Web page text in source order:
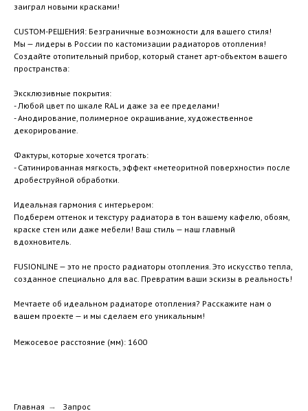
заиграл новыми красками!
CUSTOM-РЕШЕНИЯ: Безграничные возможности для вашего стиля!
Мы — лидеры в России по кастомизации радиаторов отопления!
Создайте отопительный прибор, который станет арт-объектом вашего
пространства:
Эксклюзивные покрытия:
- Любой цвет по шкале RAL и даже за ее пределами!
- Анодирование, полимерное окрашивание, художественное
декорирование.
Фактуры, которые хочется трогать:
- Сатинированная мягкость, эффект «метеоритной поверхности» после
дробеструйной обработки.
Идеальная гармония с интерьером:
Подберем оттенок и текстуру радиатора в тон вашему кафелю, обоям,
краске стен или даже мебели! Ваш стиль — наш главный
вдохновитель.
FUSIONLINE — это не просто радиаторы отопления. Это искусство тепла,
созданное специально для вас. Превратим ваши эскизы в реальность!
Мечтаете об идеальном радиаторе отопления? Расскажите нам о
вашем проекте — и мы сделаем его уникальным!
Межосевое расстояние (мм): 1600
Главная → Запрос